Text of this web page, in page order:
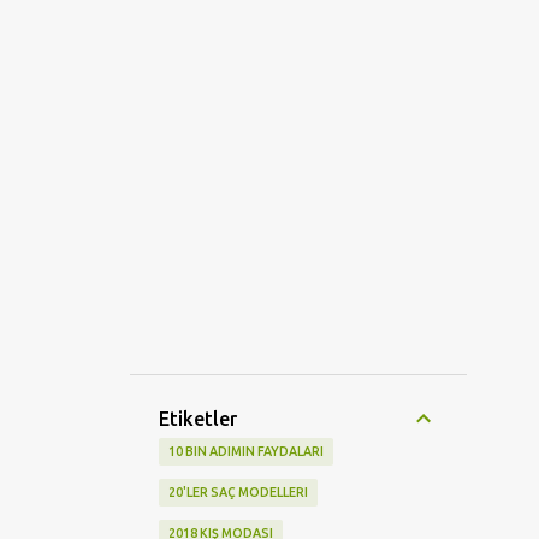
Etiketler
10 BIN ADIMIN FAYDALARI
20'LER SAÇ MODELLERI
2018 KIŞ MODASI